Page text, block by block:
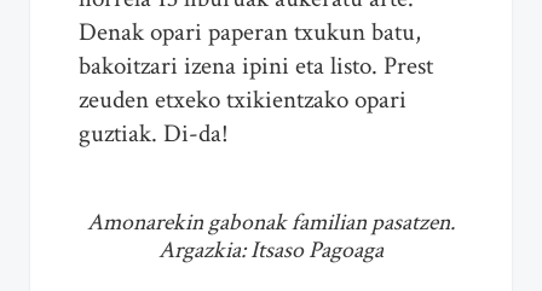
Denak opari paperan txukun batu,
bakoitzari izena ipini eta listo. Prest
zeuden etxeko txikientzako opari
guztiak. Di-da!
Amonarekin gabonak familian pasatzen.
Argazkia: Itsaso Pagoaga